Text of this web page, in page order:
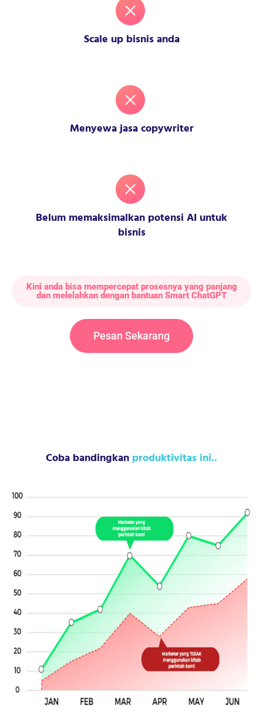
Scale up bisnis anda
Menyewa jasa copywriter
Belum memaksimalkan potensi AI untuk
bisnis
Kini anda bisa mempercepat prosesnya yang panjang
dan melelahkan dengan bantuan Smart ChatGPT
Pesan Sekarang
Coba bandingkan produktivitas ini..